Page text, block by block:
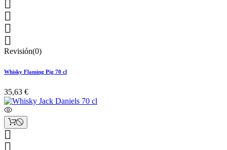




Revisión(0)
Whisky Flaming Pig 70 cl
35,63 €

